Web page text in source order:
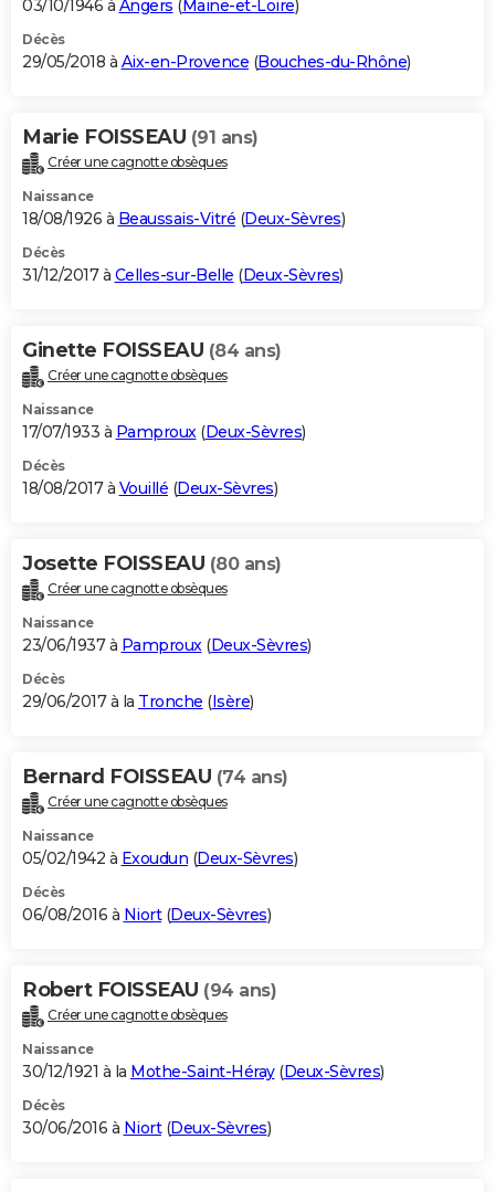
03/10/1946 à Angers ( Maine-et-Loire)
Décès
29/05/2018 à Aix-en-Provence (Bouches-du-Rhône)
Marie FOISSEAU (91 ans)
Créer une cagnotte obsèques
Naissance
18/08/1926 à Beaussais-Vitré (Deux-Sèvres)
Décès
31/12/2017 à Celles-sur-Belle (Deux-Sèvres)
Ginette FOISSEAU (84 ans)
Créer une cagnotte obsèques
Naissance
17/07/1933 à Pamproux(Deux-Sèvres)
Décès
18/08/2017 à Vouillé (Deux-Sèvres)
Josette FOISSEAU (80 ans)
Créer une cagnotte obsèques
Naissance
23/06/1937 à Pamproux(Deux-Sèvres)
Décès
29/06/2017 à la Tronche (Isère)
Bernard FOISSEAU (74 ans)
Créer une cagnotte obsèques
Naissance
05/02/1942 à Exoudun (Deux-Sèvres)
Décès
06/08/2016 à Niort(Deux-Sèvres)
Robert FOISSEAU (94 ans)
Créer une cagnotte obsèques
Naissance
30/12/1921 à la Mothe-Saint-Héray(Deux-Sèvres)
Décès
30/06/2016 à Niort(Deux-Sèvres)